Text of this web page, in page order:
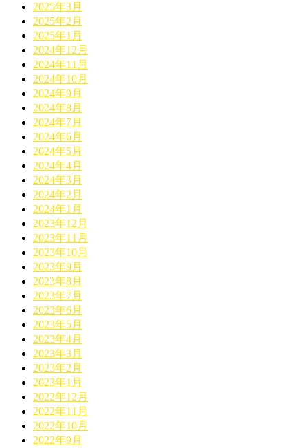
2025年3月
2025年2月
2025年1月
2024年12月
2024年11月
2024年10月
2024年9月
2024年8月
2024年7月
2024年6月
2024年5月
2024年4月
2024年3月
2024年2月
2024年1月
2023年12月
2023年11月
2023年10月
2023年9月
2023年8月
2023年7月
2023年6月
2023年5月
2023年4月
2023年3月
2023年2月
2023年1月
2022年12月
2022年11月
2022年10月
2022年9月